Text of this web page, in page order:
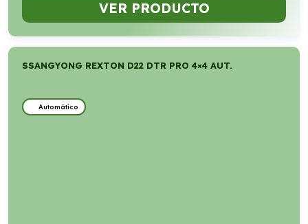
VER PRODUCTO
SSANGYONG REXTON D22 DTR PRO 4×4 AUT.
Automático